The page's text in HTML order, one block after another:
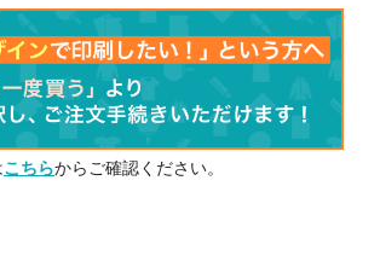
こちらからご確認ください。